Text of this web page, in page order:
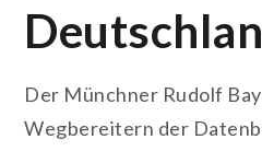
Der Münchner Rudolf
Wegbereitern der